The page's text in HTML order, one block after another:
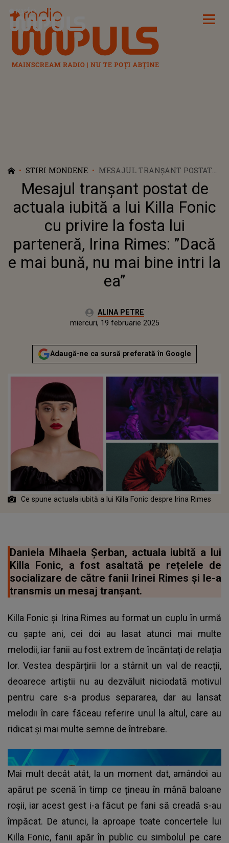
Radio Impuls
STIRI MONDENE
MESAJUL TRANȘANT POSTAT
DE ACTUALA IUBITĂ A LUI
KILLA FONIC CU PRIVIRE LA
FOSTA LUI PARTENERĂ, IRINA
RIMES: ”DACĂ E MAI BUNĂ, NU
MAI BINE INTRI LA EA”
Mesajul tranșant postat de
actuala iubită a lui Killa Fonic
cu privire la fosta lui
parteneră, Irina Rimes: ”Dacă
e mai bună, nu mai bine intri la
ea”
Autor:ALINA PETRE
luni, 19 februarie 2024Actualizat:
miercuri, 19 februarie 2025
Adaugă-ne ca sursă preferată în Google
Ce spune actuala iubită a lui Killa Fonic despre Irina Rimes
Daniela Mihaela Șerban, actuala iubită a lui
Killa Fonic, a fost asaltată pe rețelele de
socializare de către fanii Irinei Rimes și le-a
transmis un mesaj tranșant.
Killa Fonic și Irina Rimes au format un cuplu în urmă
cu șapte ani, cei doi au lasat atunci mai multe
melodii, iar fanii au fost extrem de încăntați de relația
lor. Vestea despărțirii lor a stârnit un val de reacții,
deoarece artiștii nu au dezvăluit niciodată motivul
pentru care s-a produs separarea, dar au lansat
melodii în care făceau referire unul la altul, care au
ridicat și mai multe semne de întrebare.
Mai mult decât atât, la un moment dat, amândoi au
apărut pe scenă în timp ce țineau în mână baloane
roșii, iar acest gest i-a făcut pe fani să creadă s-au
împăcat. De atunci, la aproape toate concertele lui
Killa Fonic, fanii apăr în public cu simbolul pe care